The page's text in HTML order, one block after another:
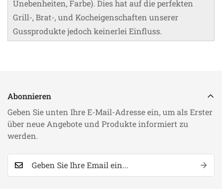
Unebenheiten, Farbe). Dies hat auf die perfekten
Grill-, Brat-, und Kocheigenschaften unserer
Gussprodukte jedoch keinerlei Einfluss.
Abonnieren
Geben Sie unten Ihre E-Mail-Adresse ein, um als Erster
über neue Angebote und Produkte informiert zu
werden.